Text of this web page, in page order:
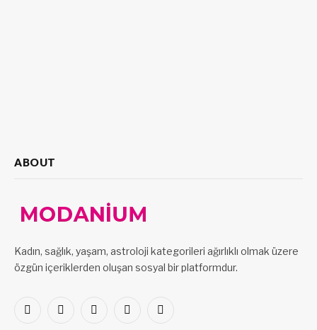
ABOUT
Kadın, sağlık, yaşam, astroloji kategorileri ağırlıklı olmak üzere
özgün içeriklerden oluşan sosyal bir platformdur.
Facebook
X
PinterestLinkedInVKontakte